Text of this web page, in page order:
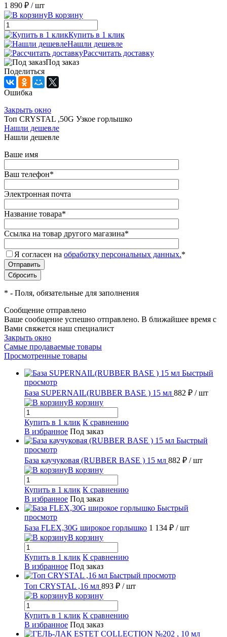
1 890 ₽ / шт
В корзину
Купить в 1 клик
Нашли дешевле
Рассчитать доставку
Под заказ
Поделиться
Ошибка
Закрыть окно
Топ CRYSTAL ,50G Узкое горлышко
Нашли дешевле
Нашли дешевле
Ваше имя
Ваш телефон*
Электронная почта
Название товара*
Ссылка на товар другого магазина*
Я согласен на обработку персональных данных.*
* - Поля, обязательные для заполнения
Сообщение отправлено
Ваше сообщение успешно отправлено. В ближайшее время с
Вами свяжется наш специалист
Закрыть окно
Самые продаваемые товары
Просмотренные товары
Быстрый
просмотр
База SUPERNAIL(RUBBER BASE ) 15 мл 882 ₽ / шт
В корзину
Купить в 1 клик К сравнению
В избранное Под заказ
Быстрый
просмотр
База каучуковая (RUBBER BASE ) 15 мл 882 ₽ / шт
В корзину
Купить в 1 клик К сравнению
В избранное Под заказ
Быстрый
просмотр
База FLEX,30G широкое горлышко 1 134 ₽ / шт
В корзину
Купить в 1 клик К сравнению
В избранное Под заказ
Быстрый просмотр
Топ CRYSTAL ,16 мл 893 ₽ / шт
В корзину
Купить в 1 клик К сравнению
В избранное Под заказ